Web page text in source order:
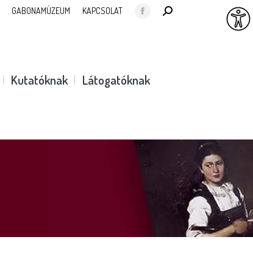
GABONAMÚZEUM KAPCSOLAT
Facebook
new
SEARCH:
Kutatóknak Látogatóknak